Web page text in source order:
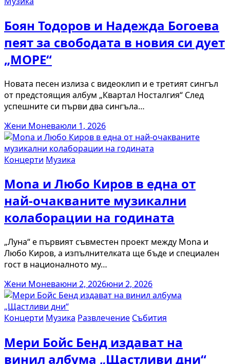
Боян Тодоров и Надежда Богоева
пеят за свободата в новия си дует
„МОРЕ“
Новата песен излиза с видеоклип и е третият сингъл
от предстоящия албум „Квартал Носталгия“ След
успешните си първи два сингъла…
Жени Моневаюли 1, 2026
Концерти Музика
Mona и Любо Киров в една от
най-очакваните музикални
колаборации на годината
„Луна“ е първият съвместен проект между Mona и
Любо Киров, а изпълнителката ще бъде и специален
гост в националното му…
Жени Моневаюни 2, 2026юни 2, 2026
Концерти Музика Развлечение Събития
Мери Бойс Бенд издават на
винил албума „Щастливи дни“